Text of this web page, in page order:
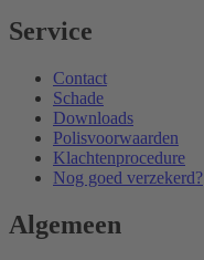
Service
Contact
Schade
Downloads
Polisvoorwaarden
Klachtenprocedure
Nog goed verzekerd?
Algemeen